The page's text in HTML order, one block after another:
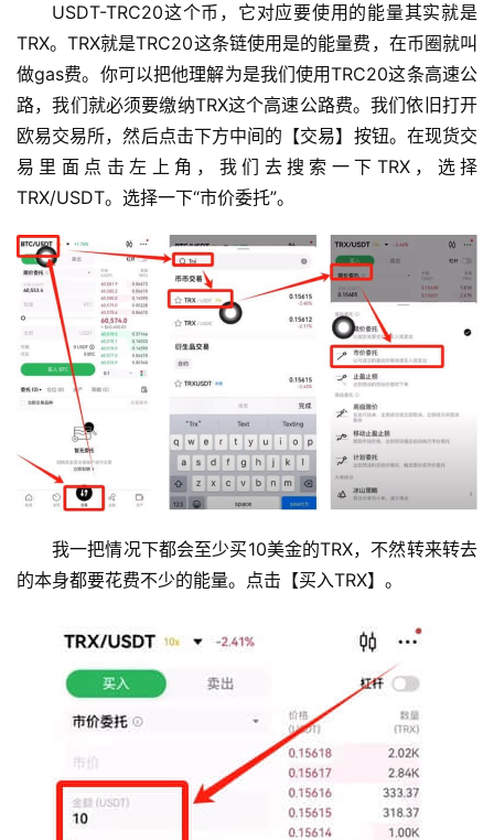
USDT-TRC20这个币，它对应要使用的能量其实就是
TRX。TRX就是TRC20这条链使用是的能量费，在币圈就叫
做gas费。你可以把他理解为是我们使用TRC20这条高速公
路，我们就必须要缴纳TRX这个高速公路费。我们依旧打开
欧易交易所，然后点击下方中间的【交易】按钮。在现货交
易里面点击左上角，我们去搜索一下TRX，选择
TRX/USDT。选择一下“市价委托”。
我一把情况下都会至少买10美金的TRX，不然转来转去
的本身都要花费不少的能量。点击【买入TRX】。